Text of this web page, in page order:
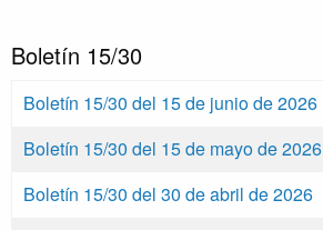
Boletín 15/30
Boletín 15/30 del 15 de junio de 2026
Boletín 15/30 del 15 de mayo de 2026
Boletín 15/30 del 30 de abril de 2026